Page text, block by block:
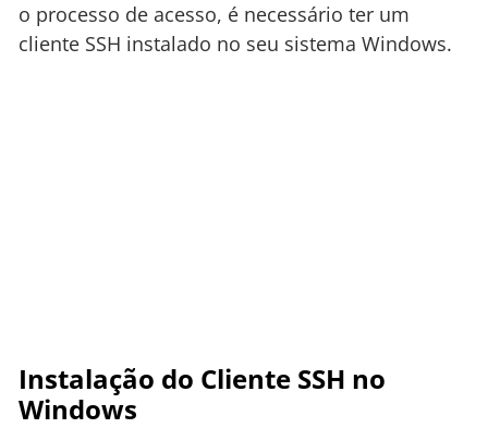
o processo de acesso, é necessário ter um
cliente SSH instalado no seu sistema Windows.
Instalação do Cliente SSH no
Windows